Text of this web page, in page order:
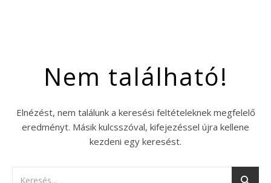
Nem található!
Elnézést, nem találunk a keresési feltételeknek megfelelő
eredményt. Másik kulcsszóval, kifejezéssel újra kellene
kezdeni egy keresést.